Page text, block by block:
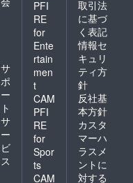
サ
ポ
ー
ト
サ
ー
ビ
ス
PFI
RE
for
Ente
rtain
men
t
CAM
PFI
RE
for
Spor
ts
CAM
取引法
に基づ
く表記
情報セ
キュリ
ティ方
針
反社基
本方針
カスタ
マーハ
ラスメ
ントに
対する